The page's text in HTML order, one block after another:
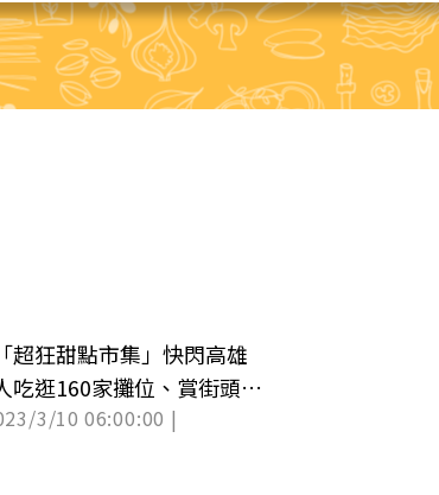
超狂甜點市集」快閃高雄
吃逛160家攤位、賞街頭表
3/10 06:00:00 |